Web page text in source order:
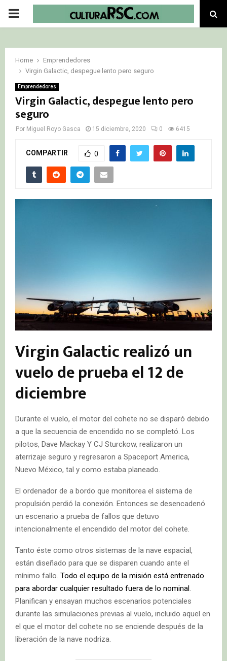
PRIMARY
Home
Emprendedores
Virgin Galactic, despegue lento pero seguro
Emprendedores
Virgin Galactic, despegue lento pero
seguro
Por Miguel Royo Gasca 15 diciembre, 2020 0 6415
COMPARTIR 0
Virgin Galactic realizó un
vuelo de prueba el 12 de
diciembre
Durante el vuelo, el motor del cohete no se disparó debido
a que la secuencia de encendido no se completó. Los
pilotos, Dave Mackay Y CJ Sturckow, realizaron un
aterrizaje seguro y regresaron a Spaceport America,
Nuevo México, tal y como estaba planeado.
El ordenador de a bordo que monitorea el sistema de
propulsión perdió la conexión. Entonces se desencadenó
un escenario a prueba de fallos que detuvo
intencionalmente el encendido del motor del cohete.
Tanto éste como otros sistemas de la nave espacial,
están diseñado para que se disparen cuando ante el
mínimo fallo. Todo el equipo de la misión está entrenado
para abordar cualquier resultado fuera de lo nominal.
Planifican y ensayan muchos escenarios potenciales
durante las simulaciones previas al vuelo, incluido aquel en
el que el motor del cohete no se enciende después de la
liberación de la nave nodriza.